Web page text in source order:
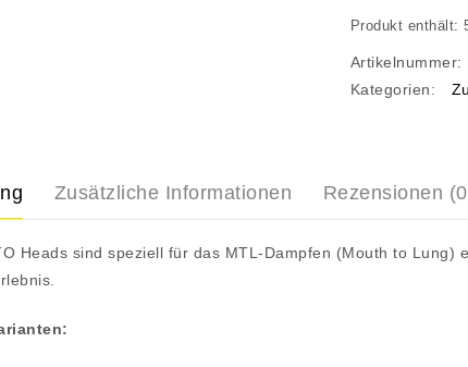
Produkt enthält:
Artikelnummer:
Kategorien:
Zusätzliche Informationen Rezensionen
Heads sind speziell für das MTL-Dampfen (Mouth to Lung)